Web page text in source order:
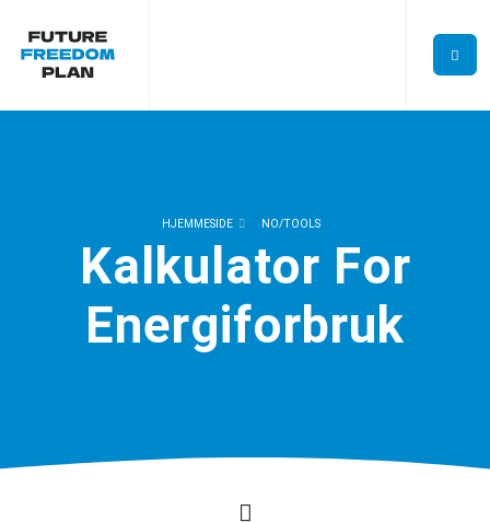
HJEMMESIDE NO/TOOLS
Kalkulator For
Energiforbruk